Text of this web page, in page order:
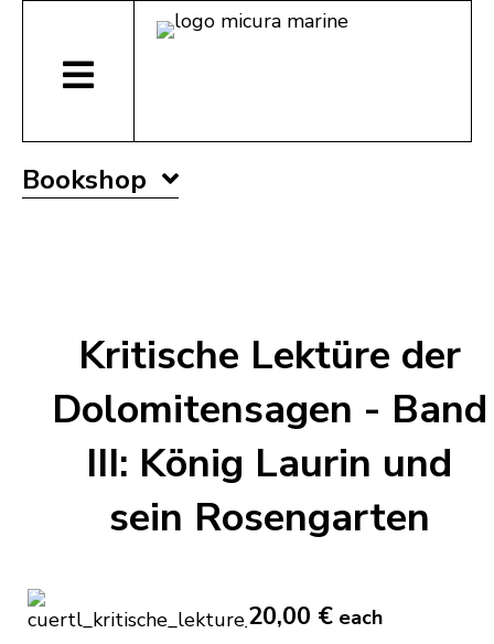
Bookshop
Kritische Lektüre der
Dolomitensagen - Band
III: König Laurin und
sein Rosengarten
20,00 € each